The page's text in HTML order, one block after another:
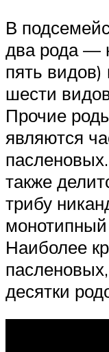
В
два рода —
пять видов)
шести
Прочие
являются
также
трибу
Наиболее
десятки